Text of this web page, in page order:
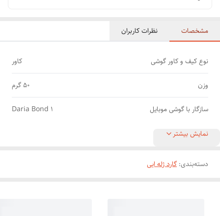
مشخصات نظرات کاربران
نوع کیف و کاور گوشی کاور
وزن 50 گرم
سازگار با گوشی موبایل Daria Bond 1
نمایش بیشتر
دسته‌بندی: گارد ژله ایی